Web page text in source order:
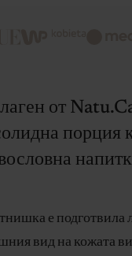
от
порция
е подготвила
вид на кожата